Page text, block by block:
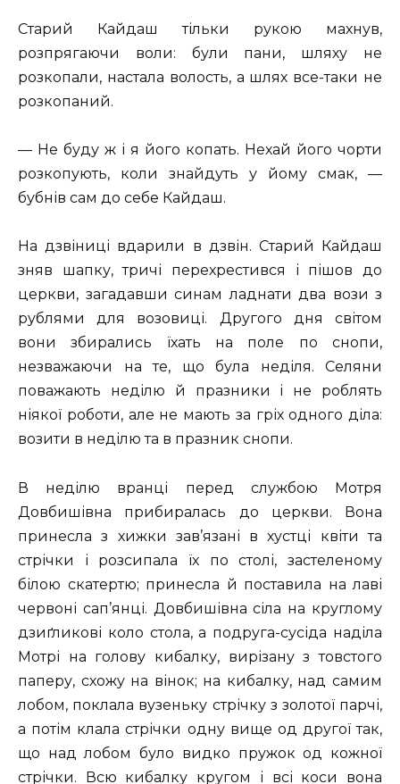
Старий Кайдаш тільки рукою махнув,
розпрягаючи воли: були пани, шляху не
розкопали, настала волость, а шлях все-таки не
розкопаний.
— Не буду ж і я його копать. Нехай його чорти
розкопують, коли знайдуть у йому смак, —
бубнів сам до себе Кайдаш.
На дзвіниці вдарили в дзвін. Старий Кайдаш
зняв шапку, тричі перехрестився і пішов до
церкви, загадавши синам ладнати два вози з
рублями для возовиці. Другого дня світом
вони збирались їхать на поле по снопи,
незважаючи на те, що була неділя. Селяни
поважають неділю й празники і не роблять
ніякої роботи, але не мають за гріх одного діла:
возити в неділю та в празник снопи.
В неділю вранці перед службою Мотря
Довбишівна прибиралась до церкви. Вона
принесла з хижки зав’язані в хустці квіти та
стрічки і розсипала їх по столі, застеленому
білою скатертю; принесла й поставила на лаві
червоні сап’янці. Довбишівна сіла на круглому
дзиґликові коло стола, а подруга-сусіда наділа
Мотрі на голову кибалку, вирізану з товстого
паперу, схожу на вінок; на кибалку, над самим
лобом, поклала вузеньку стрічку з золотої парчі,
а потім клала стрічки одну вище од другої так,
що над лобом було видко пружок од кожної
стрічки. Всю кибалку кругом і всі коси вона